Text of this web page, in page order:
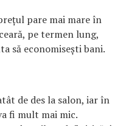
pare mai mare în
pe termen lung,
să economisești bani.
de des la salon, iar în
fi mult mai mic.